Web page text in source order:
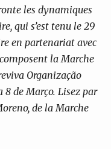
les dynamiques
qui s’est tenu le 29
en partenariat avec
la Marche
Organização
de Março. Lisez par
de la Marche